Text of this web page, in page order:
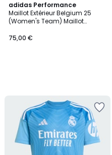
adidas Performance
Maillot Extérieur Belgium 25
(Women's Team) Maillot
Team)
75,00 €